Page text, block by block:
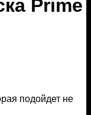
Prime
подойдет не